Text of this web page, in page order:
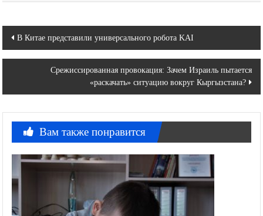
Навигация
по
записям
В Китае представили универсального робота KAI
Срежиссированная провокация: Зачем Израиль пытается
«раскачать» ситуацию вокруг Кыргызстана?
Вам также понравится